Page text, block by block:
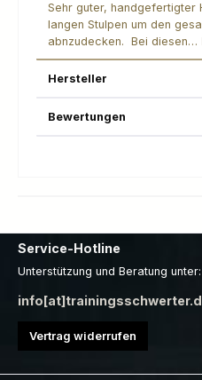
Sehr guter, handgefertigter
langen Stulpen um den
abnzudecken. Bei diesen…
Hersteller
Bewertungen
Service-Hotline
Unterstützung und Beratung unter:
Vertrag widerrufen